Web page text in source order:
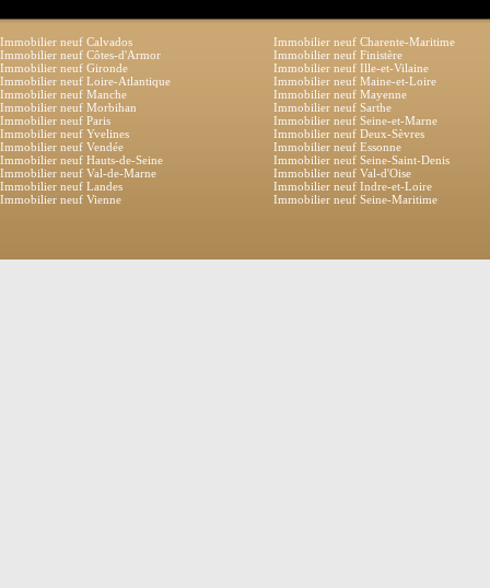
Immobilier neuf Calvados
Immobilier neuf Charente-Maritime
Immobilier neuf Côtes-d'Armor
Immobilier neuf Finistère
Immobilier neuf Gironde
Immobilier neuf Ille-et-Vilaine
Immobilier neuf Loire-Atlantique
Immobilier neuf Maine-et-Loire
Immobilier neuf Manche
Immobilier neuf Mayenne
Immobilier neuf Morbihan
Immobilier neuf Sarthe
Immobilier neuf Paris
Immobilier neuf Seine-et-Marne
Immobilier neuf Yvelines
Immobilier neuf Deux-Sèvres
Immobilier neuf Vendée
Immobilier neuf Essonne
Immobilier neuf Hauts-de-Seine
Immobilier neuf Seine-Saint-Denis
Immobilier neuf Val-de-Marne
Immobilier neuf Val-d'Oise
Immobilier neuf Landes
Immobilier neuf Indre-et-Loire
Immobilier neuf Vienne
Immobilier neuf Seine-Maritime